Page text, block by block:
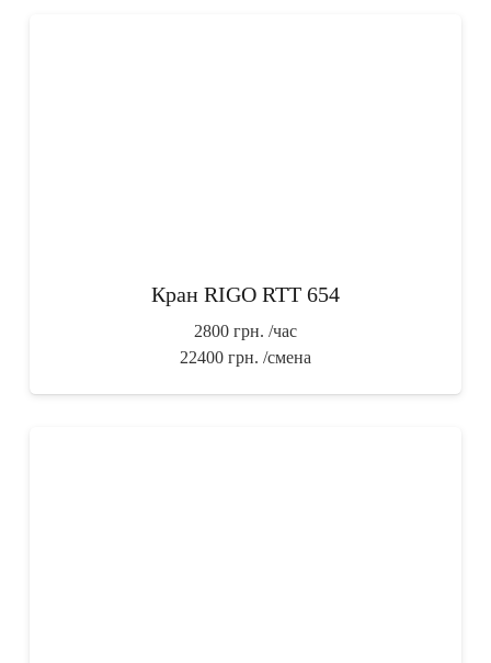
Кран RIGO RTT 654
2800 грн. /час
22400 грн. /смена